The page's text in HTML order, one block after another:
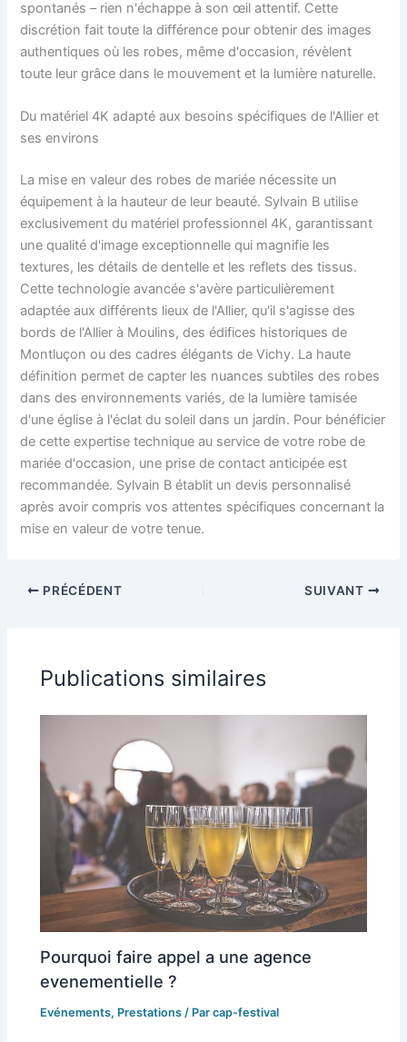
spontanés – rien n'échappe à son œil attentif. Cette
discrétion fait toute la différence pour obtenir des images
authentiques où les robes, même d'occasion, révèlent
toute leur grâce dans le mouvement et la lumière naturelle.
Du matériel 4K adapté aux besoins spécifiques de l'Allier et
ses environs
La mise en valeur des robes de mariée nécessite un
équipement à la hauteur de leur beauté. Sylvain B utilise
exclusivement du matériel professionnel 4K, garantissant
une qualité d'image exceptionnelle qui magnifie les
textures, les détails de dentelle et les reflets des tissus.
Cette technologie avancée s'avère particulièrement
adaptée aux différents lieux de l'Allier, qu'il s'agisse des
bords de l'Allier à Moulins, des édifices historiques de
Montluçon ou des cadres élégants de Vichy. La haute
définition permet de capter les nuances subtiles des robes
dans des environnements variés, de la lumière tamisée
d'une église à l'éclat du soleil dans un jardin. Pour bénéficier
de cette expertise technique au service de votre robe de
mariée d'occasion, une prise de contact anticipée est
recommandée. Sylvain B établit un devis personnalisé
après avoir compris vos attentes spécifiques concernant la
mise en valeur de votre tenue.
PRÉCÉDENT SUIVANT
Publications similaires
Pourquoi faire appel a une agence
evenementielle ?
Evénements, Prestations / Parcap-festival